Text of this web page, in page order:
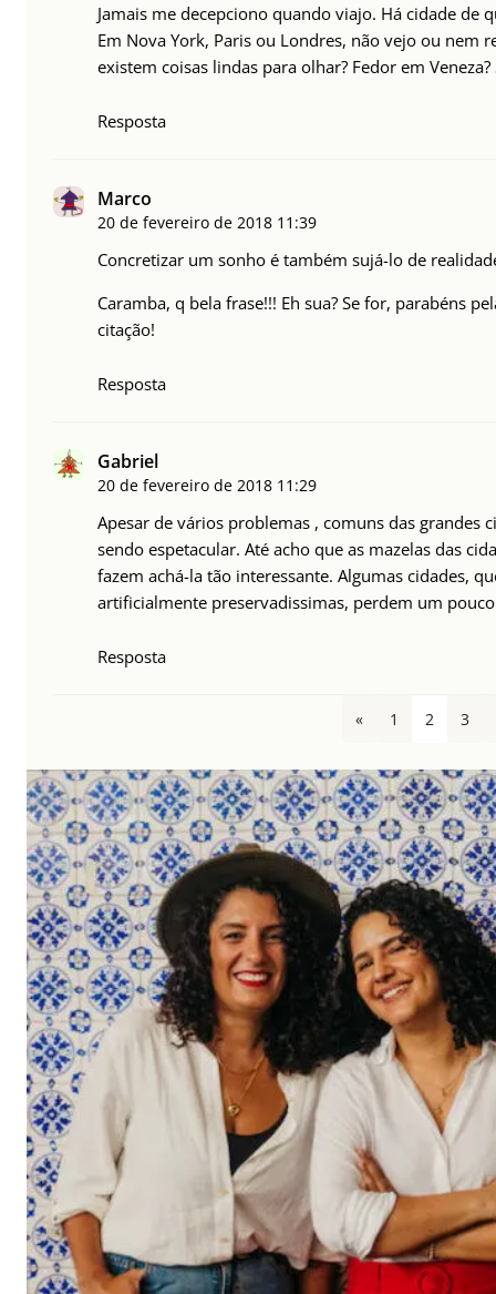
Jamais me decepciono quando viajo. Há cidade de
Em Nova York, Paris ou Londres, não vejo ou nem
existem coisas lindas para olhar? Fedor em
Resposta
Marco
20 de fevereiro de 2018 11:39
Concretizar um sonho é também sujá-lo de
Caramba, q bela frase!!! Eh sua? Se for, parabéns
citação!
Resposta
Gabriel
20 de fevereiro de 2018 11:29
Apesar de vários problemas , comuns das grandes
sendo espetacular. Até acho que as mazelas das
fazem achá-la tão interessante. Algumas cidades,
artificialmente preservadissimas, perdem um
Resposta
« 1 2 3